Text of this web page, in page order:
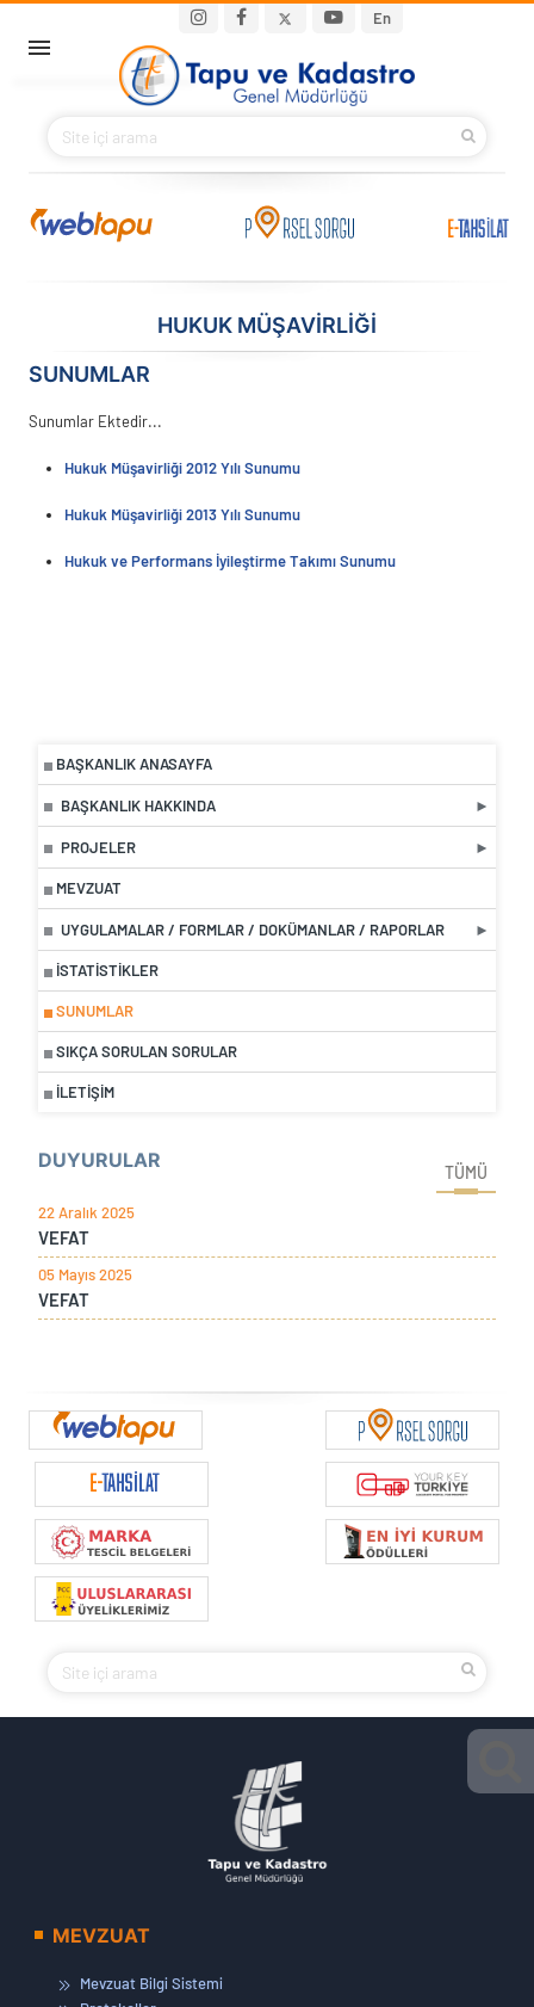
En
Main navigation
BAKANIMIZ
KURUMSAL
S.S.S.
HUKUK MÜŞAVİRLİĞİ
BAŞKANLIK ANASAYFA
BAŞKANLIK HAKKINDA
PROJELER
MEVZUAT
UYGULAMALAR / FORMLAR / DOKÜMANLAR / RAPORLAR
İSTATISTIKLER
SUNUMLAR
SIKÇA SORULAN SORULAR
İLETIŞIM
DUYURULAR
TÜMÜ
22 Aralık 2025
VEFAT
05 Mayıs 2025
VEFAT
SUNUMLAR
Sunumlar Ektedir...
Hukuk Müşavirliği 2012 Yılı Sunumu
Hukuk Müşavirliği 2013 Yılı Sunumu
Hukuk ve Performans İyileştirme Takımı Sunumu
MEVZUAT
Mevzuat Bilgi Sistemi